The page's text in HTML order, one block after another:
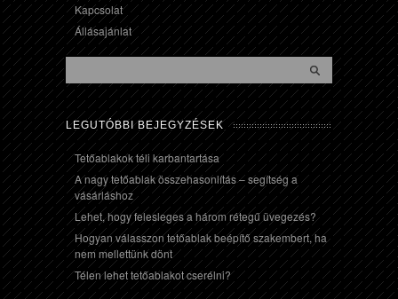
Kapcsolat
Állásajánlat
LEGUTÓBBI BEJEGYZÉSEK
Tetőablakok téli karbantartása
A nagy tetőablak összehasonlítás – segítség a
vásárláshoz
Lehet, hogy felesleges a három rétegű üvegezés?
Hogyan válasszon tetőablak beépítő szakembert, ha
nem mellettünk dönt
Télen lehet tetőablakot cserélni?